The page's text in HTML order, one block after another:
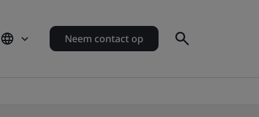
Neem contact op